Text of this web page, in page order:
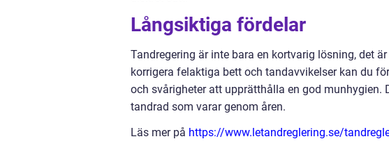
Långsiktiga fördelar
Tandregering är inte bara en kortvarig lösning, det
korrigera felaktiga bett och tandavvikelser kan du
och svårigheter att upprätthålla en god
tandrad som varar genom åren.
Läs mer på https://www.letandreglering.se/